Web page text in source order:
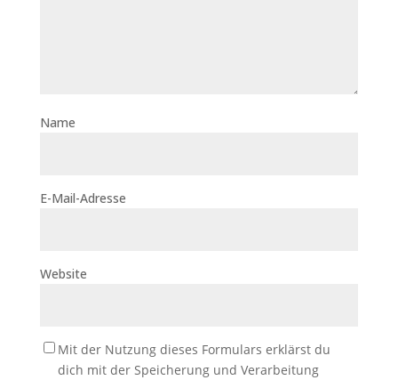
Name
E-Mail-Adresse
Website
Mit der Nutzung dieses Formulars erklärst du
dich mit der Speicherung und Verarbeitung